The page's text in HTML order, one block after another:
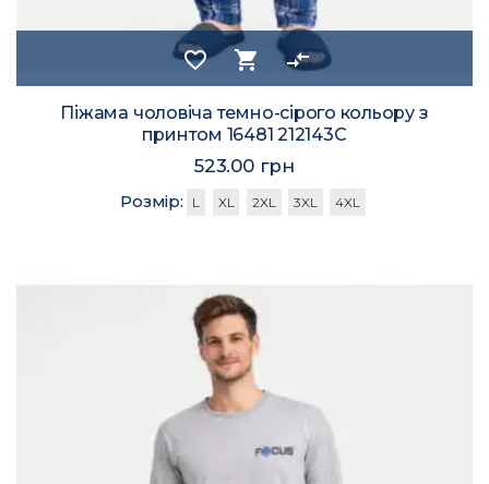
favorite_border shopping_cart compare_arrows
Піжама чоловіча темно-сірого кольору з
принтом 16481 212143C
523.00 грн
Розмір: L XL 2XL 3XL 4XL